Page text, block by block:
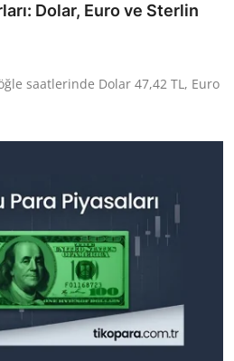
Dolar, Euro ve Sterlin
saatlerinde Dolar 47,42 TL, Euro